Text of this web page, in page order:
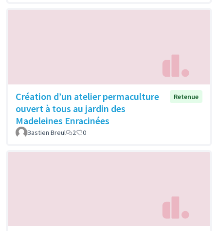
Création d’un atelier permaculture
ouvert à tous au jardin des
Madeleines Enracinées
Retenue
Bastien Breul 2 0